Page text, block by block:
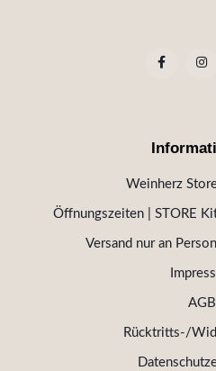
Weinherz
Öffnungszeiten | STORE
Versand nur an
AGB
Rücktritts-/